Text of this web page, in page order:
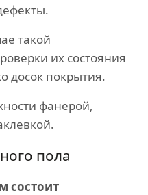
такой
их состояния
досок покрытия.
фанерой,
пола
состоит